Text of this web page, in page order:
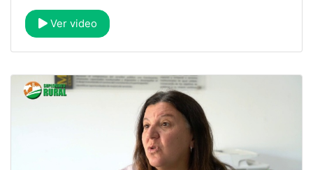
Ver video